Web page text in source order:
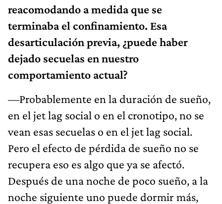
reacomodando a medida que se
terminaba el confinamiento. Esa
desarticulación previa, ¿puede haber
dejado secuelas en nuestro
comportamiento actual?
—Probablemente en la duración de sueño,
en el jet lag social o en el cronotipo, no se
vean esas secuelas o en el jet lag social.
Pero el efecto de pérdida de sueño no se
recupera eso es algo que ya se afectó.
Después de una noche de poco sueño, a la
noche siguiente uno puede dormir más,